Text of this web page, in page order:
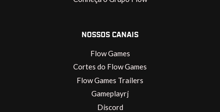
NOSSOS CANAIS
Flow Games
Cortes do Flow Games
Flow Games Trailers
Gameplayrj
Discord